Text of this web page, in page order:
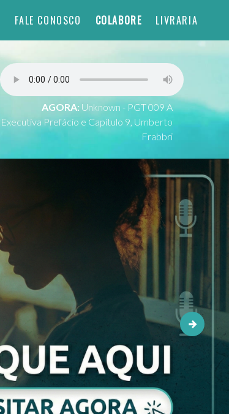
FALE CONOSCO COLABORE LIVRARIA
AGORA: Unknown - PGT 009 A
Executiva Prefácio e Capítulo 9, Umberto
Frabbri